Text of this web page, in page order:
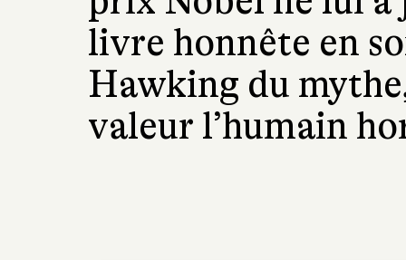
livre honnête en
Hawking du
valeur l’humain